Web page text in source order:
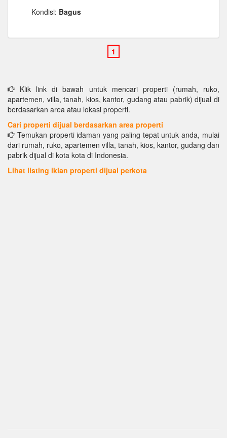
Kondisi: Bagus
Klik link di bawah untuk mencari properti (rumah, ruko,
apartemen, villa, tanah, kios, kantor, gudang atau pabrik) dijual di
berdasarkan area atau lokasi properti.
Cari properti dijual berdasarkan area properti
Temukan properti idaman yang paling tepat untuk anda, mulai
dari rumah, ruko, apartemen villa, tanah, kios, kantor, gudang dan
pabrik dijual di kota kota di Indonesia.
Lihat listing iklan properti dijual perkota